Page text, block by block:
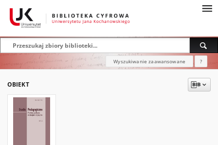
Wyszukiwanie zaawansowane ?
OBIEKT